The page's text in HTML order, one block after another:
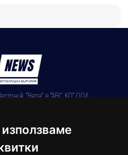
"Вяра" е "АВС КО" ООД,
43